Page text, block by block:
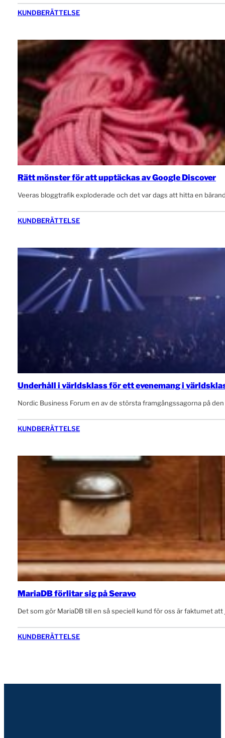
KUNDBERÄTTELSE
Rätt mönster för att upptäckas av Google Discover
Veeras bloggtrafik exploderade och det var dags att hitta en
KUNDBERÄTTELSE
Underhåll i världsklass för ett evenemang i
Nordic Business Forum en av de största framgångssagorna på
KUNDBERÄTTELSE
MariaDB förlitar sig på Seravo
Det som gör MariaDB till en så speciell kund för oss är faktumet
KUNDBERÄTTELSE